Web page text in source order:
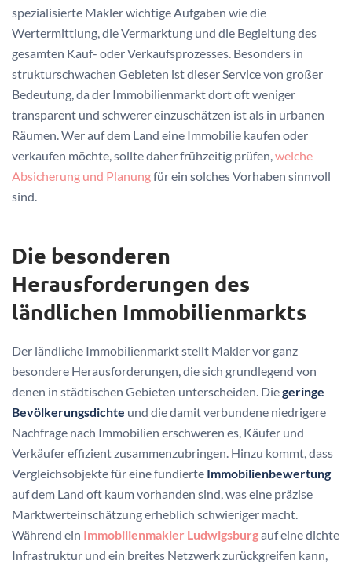
spezialisierte Makler wichtige Aufgaben wie die
Wertermittlung, die Vermarktung und die Begleitung des
gesamten Kauf- oder Verkaufsprozesses. Besonders in
strukturschwachen Gebieten ist dieser Service von großer
Bedeutung, da der Immobilienmarkt dort oft weniger
transparent und schwerer einzuschätzen ist als in urbanen
Räumen. Wer auf dem Land eine Immobilie kaufen oder
verkaufen möchte, sollte daher frühzeitig prüfen, welche
Absicherung und Planungfür ein solches Vorhaben sinnvoll
sind.
Die besonderen
Herausforderungen des
ländlichen Immobilienmarkts
Der ländliche Immobilienmarkt stellt Makler vor ganz
besondere Herausforderungen, die sich grundlegend von
denen in städtischen Gebieten unterscheiden. Diegeringe
Bevölkerungsdichte und die damit verbundene niedrigere
Nachfrage nach Immobilien erschweren es, Käufer und
Verkäufer effizient zusammenzubringen. Hinzu kommt, dass
Vergleichsobjekte für eine fundierte Immobilienbewertung
auf dem Land oft kaum vorhanden sind, was eine präzise
Marktwerteinschätzung erheblich schwieriger macht.
Während ein Immobilienmakler Ludwigsburgauf eine dichte
Infrastruktur und ein breites Netzwerk zurückgreifen kann,